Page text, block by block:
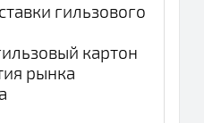
гильзового
картон
рынка